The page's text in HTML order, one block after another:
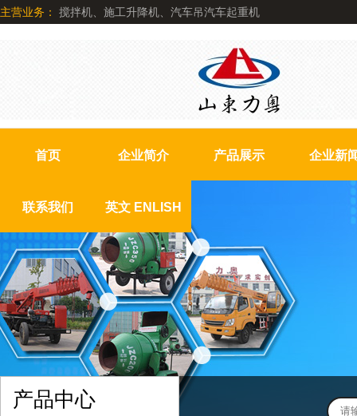
主营业务： 搅拌机、施工升降机、汽车吊汽车起重机
首页 企业简介 产品展示 企业新
联系我们 英文 ENLISH
产品中心